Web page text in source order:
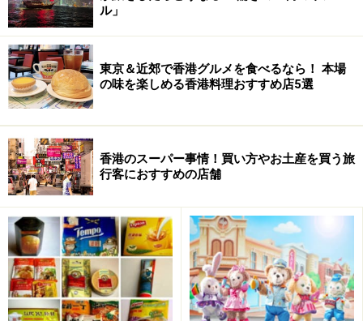
香港国際空港は出発、到着フロアの両方に複数の両替店があ
る。帰国前に香港ドルが余ってしまった場合は、香港で両替
する方がお得
国際通貨香港ドルは日本国内の銀行や空港の両替所での
流通量が少ない日本では、それだけ需要も少ないので、
一般的に実勢レートも悪くなってしまいがち……。
ル」
東京＆近郊で香港グルメを食べるなら！ 本場
の味を楽しめる香港料理おすすめ店5選
香港のスーパー事情！買い方やお土産を買う旅
行客におすすめの店舗